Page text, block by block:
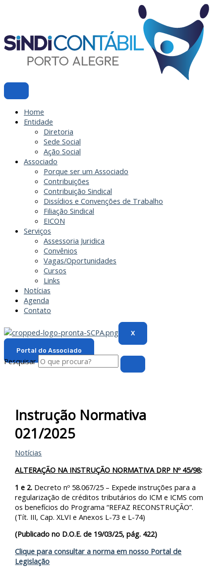
conteúdo
Home
Entidade
Diretoria
Sede Social
Ação Social
Associado
Porque ser um Associado
Contribuições
Contribuição Sindical
Dissídios e Convenções de Trabalho
Filiação Sindical
EICON
Serviços
Assessoria Juridica
Convênios
Vagas/Oportunidades
Cursos
Links
Notícias
Agenda
Contato
X
Portal do Associado
Pesquisar
Instrução Normativa
021/2025
Notícias
ALTERAÇÃO NA INSTRUÇÃO NORMATIVA DRP Nº 45/98:
1 e 2. Decreto nº 58.067/25 – Expede instruções para a
regularização de créditos tributários do ICM e ICMS com
os benefícios do Programa “REFAZ RECONSTRUÇÃO”.
(Tít. III, Cap. XLVI e Anexos L-73 e L-74)
(Publicado no D.O.E. de 19/03/25, pág. 422)
Clique para consultar a norma em nosso Portal de
Legislação